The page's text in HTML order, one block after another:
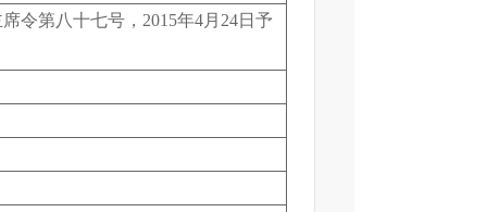
令第八十七号，2015年4月24日予